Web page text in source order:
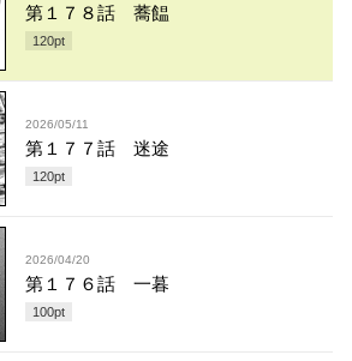
第１７８話 蕎饂
120pt
2026/05/11
第１７７話 迷途
120pt
2026/04/20
第１７６話 一暮
100pt